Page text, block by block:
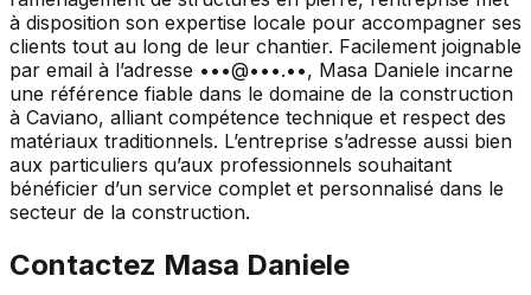
à disposition son expertise locale pour accompagner ses
clients tout au long de leur chantier. Facilement joignable
par email à l’adresse •••@•••.••, Masa Daniele incarne
une référence fiable dans le domaine de la construction
à Caviano, alliant compétence technique et respect des
matériaux traditionnels. L’entreprise s’adresse aussi bien
aux particuliers qu’aux professionnels souhaitant
bénéficier d’un service complet et personnalisé dans le
secteur de la construction.
Contactez Masa Daniele